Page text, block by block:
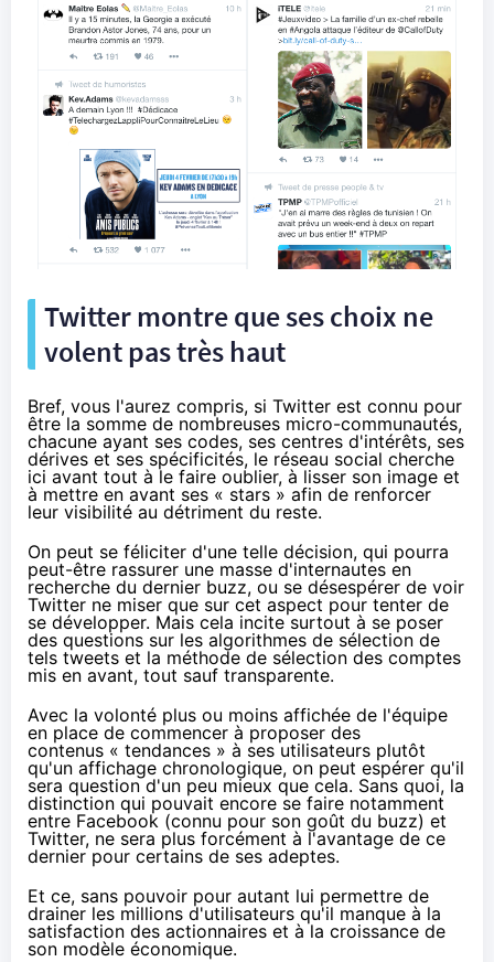
Twitter montre que ses choix ne
volent pas très haut
Bref, vous l'aurez compris, si Twitter est connu pour
être la somme de nombreuses micro-communautés,
chacune ayant ses codes, ses centres d'intérêts, ses
dérives et ses spécificités, le réseau social cherche
ici avant tout à le faire oublier, à lisser son image et
à mettre en avant ses « stars » afin de renforcer
leur visibilité au détriment du reste.
On peut se féliciter d'une telle décision, qui pourra
peut-être rassurer une masse d'internautes en
recherche du dernier buzz, ou se désespérer de voir
Twitter ne miser que sur cet aspect pour tenter de
se développer. Mais cela incite surtout à se poser
des questions sur les algorithmes de sélection de
tels tweets et la méthode de sélection des comptes
mis en avant, tout sauf transparente.
Avec la volonté plus ou moins affichée de l'équipe
en place de commencer à proposer des
contenus « tendances » à ses utilisateurs plutôt
qu'un affichage chronologique, on peut espérer qu'il
sera question d'un peu mieux que cela. Sans quoi, la
distinction qui pouvait encore se faire notamment
entre Facebook (connu pour son goût du buzz) et
Twitter, ne sera plus forcément à l'avantage de ce
dernier pour certains de ses adeptes.
Et ce, sans pouvoir pour autant lui permettre de
drainer les millions d'utilisateurs qu'il manque à la
satisfaction des actionnaires et à la croissance de
son modèle économique.